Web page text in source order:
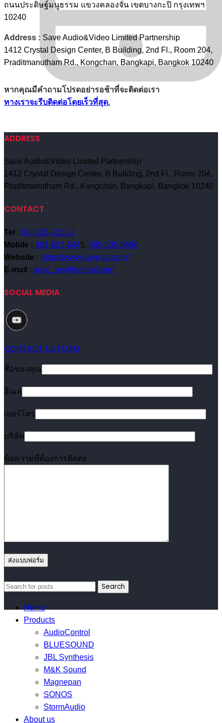
ถนนประดิษฐ์มนูธรรม แขวงคลองจั่น เขตบางกะปิ กรุงเทพฯ
10240
Address : Save Audio&Video Limited Partnership
1412 Crystal Design Center, B Building, 2nd Fl., Room 204,
Praditmanutham Rd., Kongchan, Bangkapi, Bangkok 10240
หากคุณมีคำถามโปรดอย่ารอช้าที่จะติดต่อเรา
ทางเราจะรีบติดต่อโดยเร็วที่สุด.
ADDRESS
Save Audio&Video Limited Partnership
1412 Crystal Design Center, B Building, 2nd Fl., Room 204,
Praditmanutham Rd., Kongchan, Bangkapi, Bangkok 10240
CONTACT
Tel : 02- 102-2211-2
Mobile : 081-823-6045, 085-535-9656
Website : https://www.save-av.com/
E-mail : save_av@hotmail.com
SOCIAL MEDIA
CONTACT US FORM
ชื่อของคุณ
อีเมล
เบอร์โทร
บริษัท
ข้อความที่ต้องการติดต่อ
Search
Home
Products
AudioControl
BLUESOUND
JBL Synthesis
M&K Sound
Magnepan
SONOS
StormAudio
About us